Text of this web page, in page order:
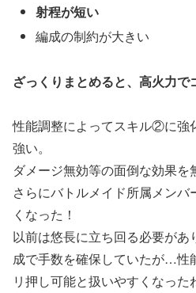
射程が短い
編成の制約が大きい
ざっくりまとめると、高火力で
性能調整によってスキル②に強
強い。
ダメージ無効等の面倒な効果を
さらにバトルメイド所属メン
くなった！
以前は悠長に立ち回る必要が
成で手数を確保していたが…性
リ押し可能と扱いやすくなっ